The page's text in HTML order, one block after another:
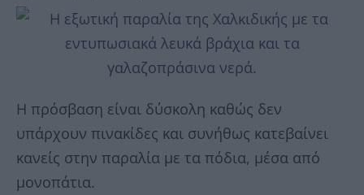
Η πρόσβαση είναι δύσκολη καθώς δεν
υπάρχουν πινακίδες και συνήθως κατεβαίνει
κανείς στην παραλία με τα πόδια, μέσα από
μονοπάτια.